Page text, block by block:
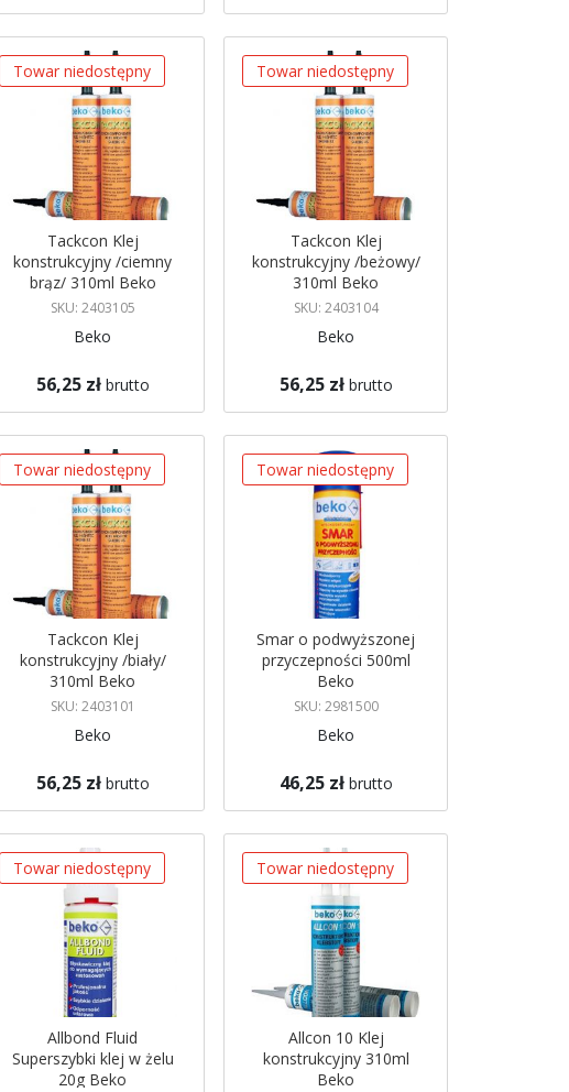
w magazynie
Powiadom mnie
Brak w magazynie
Powiadom mnie
Towar niedostępny
Tackcon Klej
konstrukcyjny /ciemny
brąz/ 310ml Beko
SKU: 2403105
Beko
56,25 zł brutto
w magazynie
Powiadom mnie
Towar niedostępny
Tackcon Klej
konstrukcyjny /beżowy/
310ml Beko
SKU: 2403104
Beko
56,25 zł brutto
Brak w magazynie
Powiadom mnie
Towar niedostępny
Tackcon Klej
konstrukcyjny /biały/
310ml Beko
SKU: 2403101
Beko
56,25 zł brutto
w magazynie
Powiadom mnie
Towar niedostępny
Smar o podwyższonej
przyczepności 500ml
Beko
SKU: 2981500
Beko
46,25 zł brutto
Brak w magazynie
Powiadom mnie
Towar niedostępny
Allbond Fluid
Superszybki klej w żelu
20g Beko
Towar niedostępny
Allcon 10 Klej
konstrukcyjny 310ml
Beko